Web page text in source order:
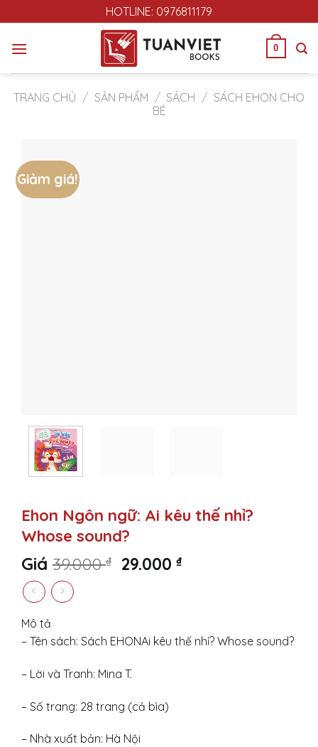
to
content
HOTLINE: 0976811179
0
TRANG CHỦ / SẢN PHẨM / SÁCH / SÁCH EHON CHO
BÉ
Giảm giá!
Ehon Ngôn ngữ: Ai kêu thế nhỉ?
Whose sound?
Giá 39.000₫
Original
29.000 ₫Current
Mô tả
– Tên sách: Sách EHONAi kêu thế nhỉ? Whose sound?
– Lời và Tranh: Mina T.
– Số trang: 28 trang (cả bìa)
– Nhà xuất bản: Hà Nội